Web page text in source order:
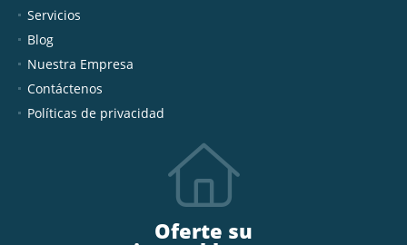
Servicios
Blog
Nuestra Empresa
Contáctenos
Políticas de privacidad
Oferte su